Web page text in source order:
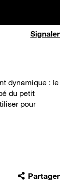
Signaler
dynamique : le
du petit
pour
Partager